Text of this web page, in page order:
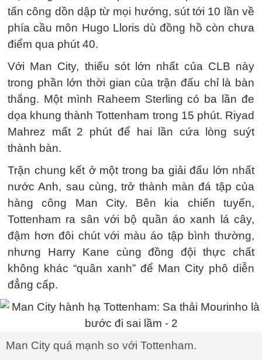
tấn công dồn dập từ mọi hướng, sút tới 10 lần về
phía cầu môn Hugo Lloris dù đồng hồ còn chưa
điểm qua phút 40.
Với Man City, thiếu sót lớn nhất của CLB này
trong phần lớn thời gian của trận đấu chỉ là bàn
thắng. Một mình Raheem Sterling có ba lần đe
dọa khung thành Tottenham trong 15 phút. Riyad
Mahrez mất 2 phút để hai lần cứa lòng suýt
thành bàn.
Trận chung kết ở một trong ba giải đấu lớn nhất
nước Anh, sau cùng, trở thành màn đá tập của
hàng công Man City. Bên kia chiến tuyến,
Tottenham ra sân với bộ quần áo xanh lá cây,
đậm hơn đôi chút với màu áo tập bình thường,
nhưng Harry Kane cùng đồng đội thực chất
không khác “quân xanh” để Man City phô diễn
đẳng cấp.
Man City quá mạnh so với Tottenham.